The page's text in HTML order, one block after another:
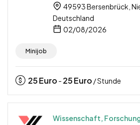
49593 Bersenbrück,
Deutschland
02/08/2026
Minijob
25Euro - 25Euro / Stunde
Wissenschaft,